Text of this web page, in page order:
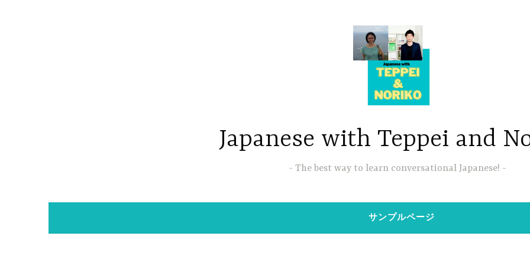
Japanese with Teppei and
The best way to learn conversational Japanese!
サンプルページ